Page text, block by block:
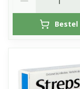
Bestel